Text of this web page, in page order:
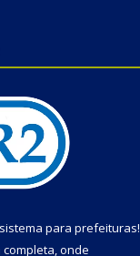
sistema para prefeituras!
completa, onde